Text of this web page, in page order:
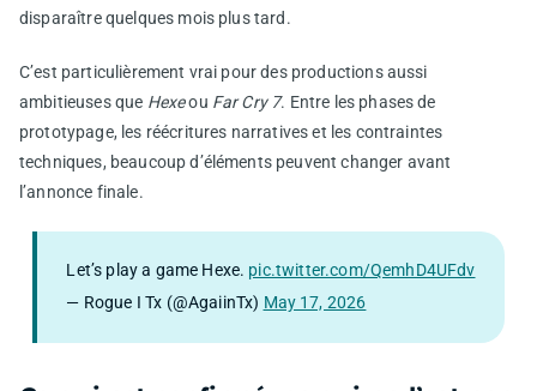
disparaître quelques mois plus tard.
C’est particulièrement vrai pour des productions aussi
ambitieuses que Hexeou Far Cry 7. Entre les phases de
prototypage, les réécritures narratives et les contraintes
techniques, beaucoup d’éléments peuvent changer avant
l’annonce finale.
Let’s play a game Hexe. pic.twitter.com/QemhD4UFdv
— Rogue I Tx (@AgaiinTx) May 17, 2026